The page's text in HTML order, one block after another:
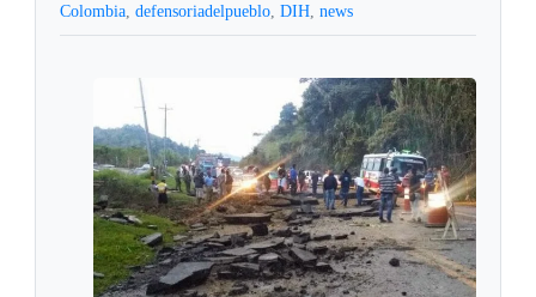
Colombia,defensoriadelpueblo,DIH,news